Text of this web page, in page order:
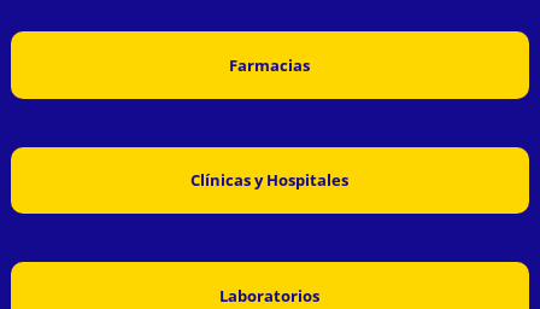
Farmacias
Clínicas y Hospitales
Laboratorios